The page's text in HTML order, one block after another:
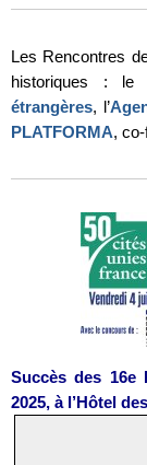
Les Rencontres
historiques : le
étrangères, l’
PLATFORMA,
Succès des 16e
2025, à l’Hôtel